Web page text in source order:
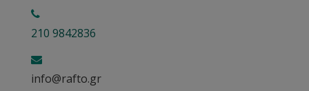
210 9842836
info@rafto.gr